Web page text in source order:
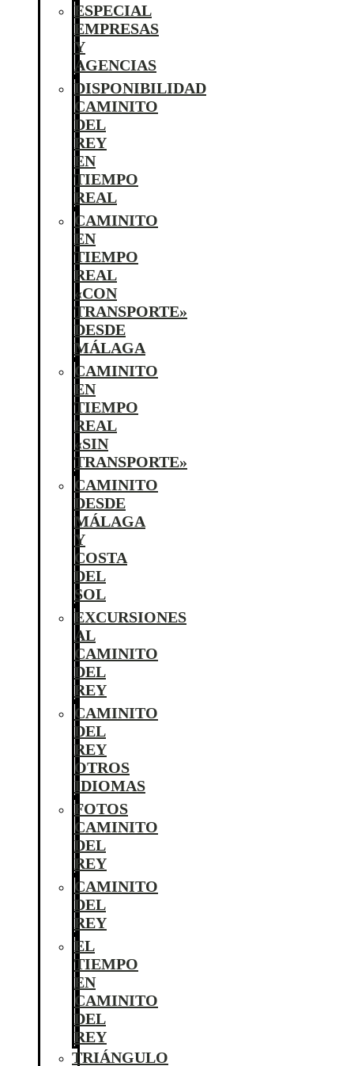
ESPECIAL
EMPRESAS
Y
AGENCIAS
DISPONIBILIDAD
CAMINITO
DEL
REY
EN
TIEMPO
REAL
CAMINITO
EN
TIEMPO
REAL
«CON
TRANSPORTE»
DESDE
MÁLAGA
CAMINITO
EN
TIEMPO
REAL
«SIN
TRANSPORTE»
CAMINITO
DESDE
MÁLAGA
Y
COSTA
DEL
SOL
EXCURSIONES
AL
CAMINITO
DEL
REY
CAMINITO
DEL
REY
OTROS
IDIOMAS
FOTOS
CAMINITO
DEL
REY
CAMINITO
DEL
REY
EL
TIEMPO
EN
CAMINITO
DEL
REY
TRIÁNGULO